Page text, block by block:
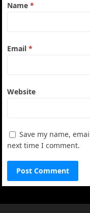
Name*
Email*
Website
Save my name,
next time I comment.